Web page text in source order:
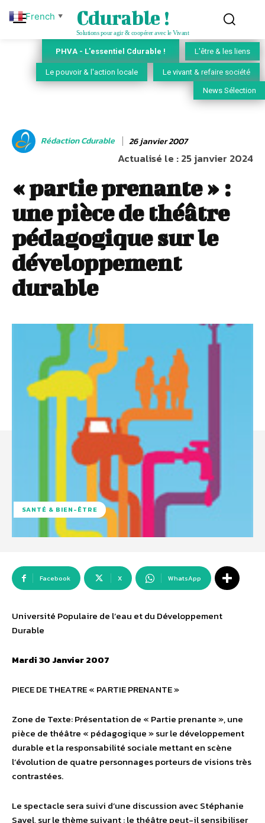
Cdurable !
Solutions pour agir & coopérer avec le Vivant
PHVA - L'essentiel Cdurable ! L'être & les liens
Le pouvoir & l'action locale Le vivant & refaire société
News Sélection
Rédaction Cdurable 26 janvier 2007
Actualisé le :25 janvier 2024
« partie prenante » :
une pièce de théâtre
pédagogique sur le
développement
durable
SANTÉ & BIEN-ÊTRE
Facebook X WhatsApp
Université Populaire de l’eau et du Développement
Durable
Mardi 30 Janvier 2007
PIECE DE THEATRE « PARTIE PRENANTE »
Zone de Texte: Présentation de « Partie prenante », une
pièce de théâtre « pédagogique » sur le développement
durable et la responsabilité sociale mettant en scène
l’évolution de quatre personnages porteurs de visions très
contrastées.
Le spectacle sera suivi d’une discussion avec Stéphanie
Savel, sur le thème suivant : le théâtre peut-il sensibiliser
French ▼